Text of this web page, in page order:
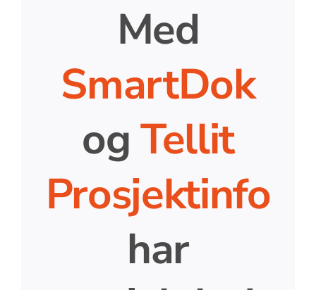
Med
SmartDok
ogTellit
Prosjektinfo
har